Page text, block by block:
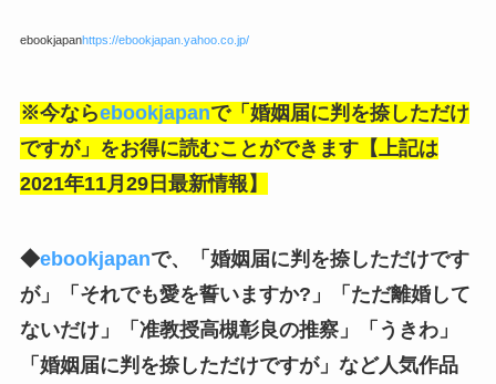
ebookjapanhttps://ebookjapan.yahoo.co.jp/
※今ならebookjapanで「婚姻届に判を捺しただけ
ですが」をお得に読むことができます【上記は
2021年11月29日最新情報】
◆ebookjapanで、「婚姻届に判を捺しただけです
が」「それでも愛を誓いますか?」「ただ離婚して
ないだけ」「准教授高槻彰良の推察」「うきわ」
「婚姻届に判を捺しただけですが」 など人気作品